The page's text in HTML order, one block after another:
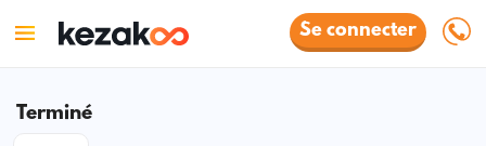
Se connecter
Terminé